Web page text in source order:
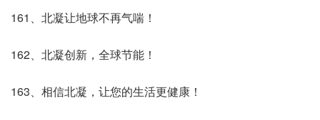
161、北凝让地球不再气喘！
162、北凝创新，全球节能！
163、相信北凝，让您的生活更健康！